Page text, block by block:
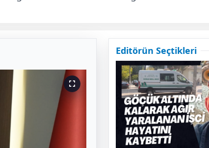
Editörün Seçtikleri